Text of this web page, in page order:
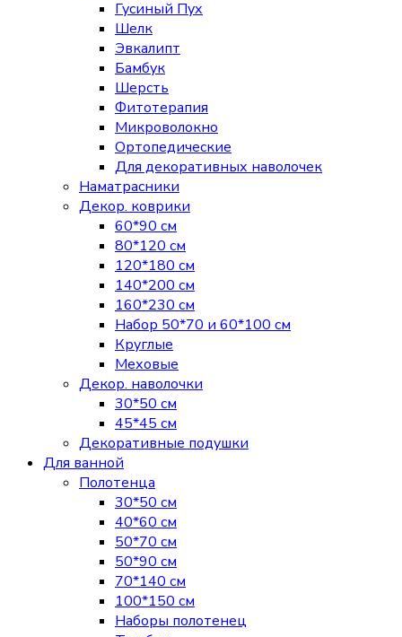
Гусиный Пух
Шелк
Эвкалипт
Бамбук
Шерсть
Фитотерапия
Микроволокно
Ортопедические
Для декоративных наволочек
Наматрасники
Декор. коврики
60*90 см
80*120 см
120*180 см
140*200 см
160*230 см
Набор 50*70 и 60*100 см
Круглые
Меховые
Декор. наволочки
30*50 см
45*45 см
Декоративные подушки
Для ванной
Полотенца
30*50 см
40*60 см
50*70 см
50*90 см
70*140 см
100*150 см
Наборы полотенец